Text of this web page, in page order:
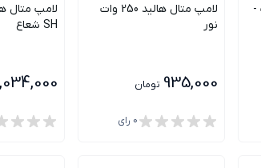
وات -
لامپ متال هالید 250 وات
نور
935,000 تومان
0 رای
SH شعاع